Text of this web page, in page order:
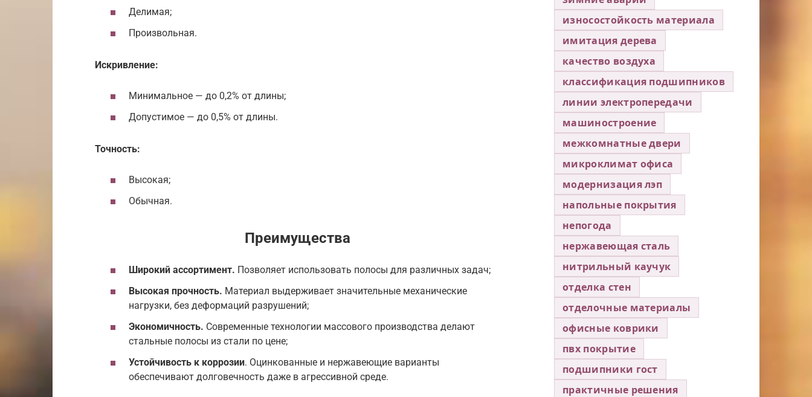
Делимая;
Произвольная.
Искривление:
Минимальное — до 0,2% от длины;
Допустимое — до 0,5% от длины.
Точность:
Высокая;
Обычная.
Преимущества
Широкий ассортимент. Позволяет использовать полосы для различных задач;
Высокая прочность. Материал выдерживает значительные механические
нагрузки, без деформаций разрушений;
Экономичность. Современные технологии массового производства делают
стальные полосы из стали по цене;
Устойчивость к коррозии. Оцинкованные и нержавеющие варианты
обеспечивают долговечность даже в агрессивной среде.
износостойкость материала
имитация дерева
качество воздуха
классификация подшипников
линии электропередачи
машиностроение
межкомнатные двери
микроклимат офиса
модернизация лэп
напольные покрытия
непогода
нержавеющая сталь
нитрильный каучук
отделка стен
отделочные материалы
офисные коврики
пвх покрытие
подшипники гост
практичные решения